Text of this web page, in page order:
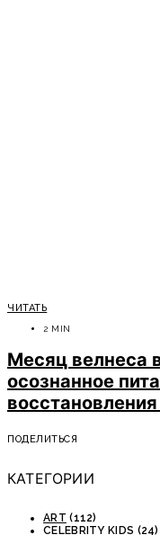
ЧИТАТЬ
2 MIN
Месяц велнеса
осознанное
ПОДЕЛИТЬСЯ
КАТЕГОРИИ
ART (112)
CELEBRITY KIDS (24)